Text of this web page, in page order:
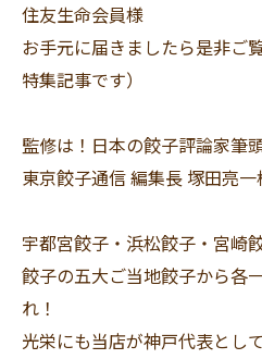
住友生命会員様
お手元に届きましたら是非ご
特集記事です）
監修は！日本の餃子評論家筆
東京餃子通信 編集長 塚田亮一
宇都宮餃子・浜松餃子・宮崎
餃子の五大ご当地餃子から各
れ！
光栄にも当店が神戸代表とし